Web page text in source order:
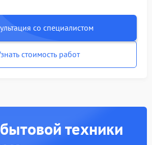
со специалистом
стоимость работ
техники